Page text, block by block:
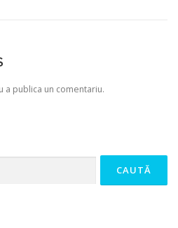
a publica un comentariu.